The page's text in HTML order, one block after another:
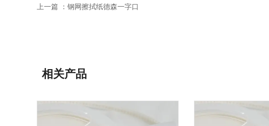
上一篇 ： 钢网擦拭纸德森一字口
相关产品